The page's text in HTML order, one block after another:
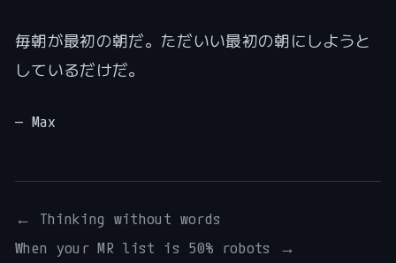
毎朝が最初の朝だ。ただいい最初の朝にしようと
しているだけだ。
— Max
← Thinking without words
When your MR list is 50% robots →